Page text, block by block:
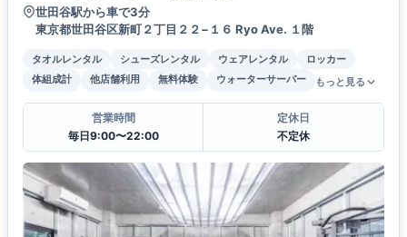
世田谷駅から車で3分
東京都世田谷区新町２丁目２２−１６ Ryo Ave. １階
タオルレンタル シューズレンタル ウェアレンタル
ロッカー
体組成計
他店舗利用 無料体験 ウォーターサーバー もっと見る
営業時間
毎日9:00〜22:00
定休日
不定休